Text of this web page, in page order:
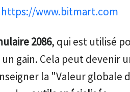
https://www.bitmart.com
2086, qui est utilisé
un gain. Cela peut
la "Valeur globale